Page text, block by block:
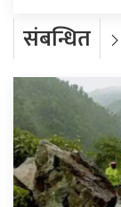
संबन्धित